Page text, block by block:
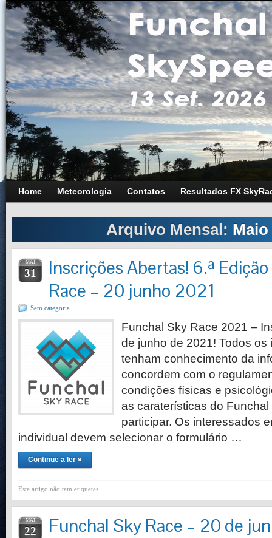
Home Meteorologia Contatos Resultados FX
Arquivo Mensal: Maio
MAI
31
Inscrições Abertas! 6.ª
Race – 20 junho 2021
Sem categoria
Funchal Sky Race 2021 –
de junho de 2021! Todos os
tenham conhecimento da
concordem com o
condições físicas e
as caraterísticas do
participar. Os interessados
individual devem selecionar o formulário …
Continue a ler »
Este artigo não tem etiquetas.
MAI
22 Funchal Sky Race – 20 de